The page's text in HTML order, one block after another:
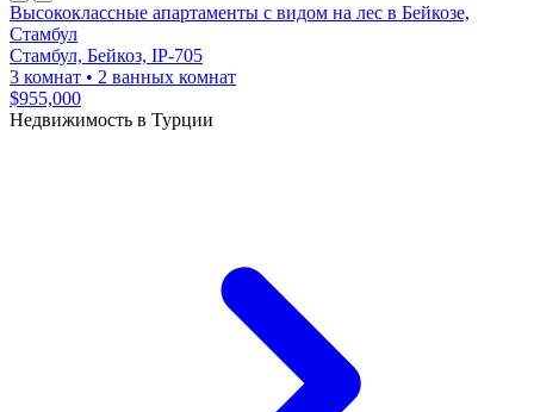
Высококлассные апартаменты с видом на лес в Бейкозе,
Стамбул
Стамбул, Бейкоз, IP-705
3 комнат • 2 ванных комнат
$955,000
Недвижимость в Турции